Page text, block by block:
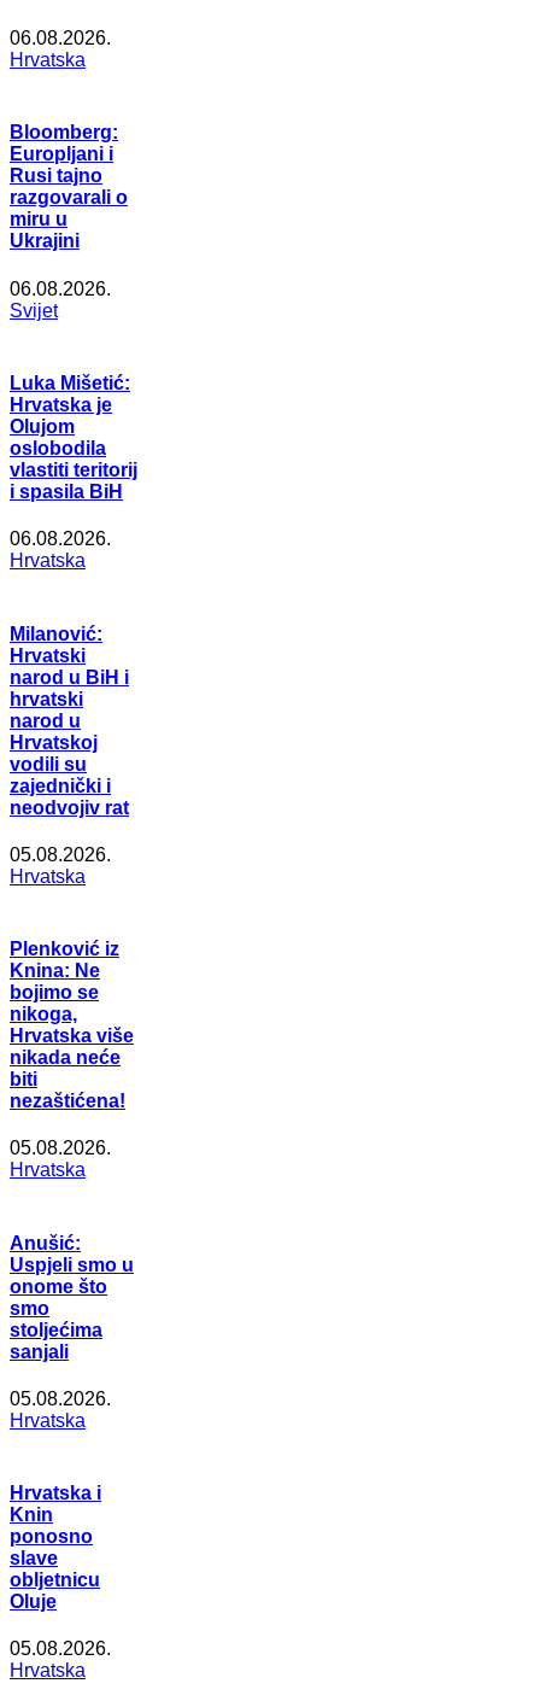
06.08.2026.
Hrvatska
Bloomberg:
Europljani i
Rusi tajno
razgovarali o
miru u
Ukrajini
06.08.2026.
Svijet
Luka Mišetić:
Hrvatska je
Olujom
oslobodila
vlastiti teritorij
i spasila BiH
06.08.2026.
Hrvatska
Milanović:
Hrvatski
narod u BiH i
hrvatski
narod u
Hrvatskoj
vodili su
zajednički i
neodvojiv rat
05.08.2026.
Hrvatska
Plenković iz
Knina: Ne
bojimo se
nikoga,
Hrvatska više
nikada neće
biti
nezaštićena!
05.08.2026.
Hrvatska
Anušić:
Uspjeli smo u
onome što
smo
stoljećima
sanjali
05.08.2026.
Hrvatska
Hrvatska i
Knin
ponosno
slave
obljetnicu
Oluje
05.08.2026.
Hrvatska